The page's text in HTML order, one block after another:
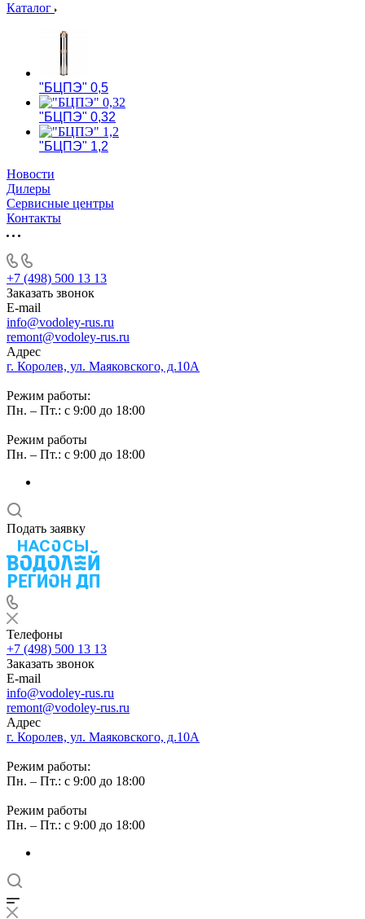
Каталог
"БЦПЭ" 0,5
"БЦПЭ" 0,32
"БЦПЭ" 1,2
Новости
Дилеры
Сервисные центры
Контакты
+7 (498) 500 13 13
Заказать звонок
E-mail
info@vodoley-rus.ru
remont@vodoley-rus.ru
Адрес
г. Королев, ул. Маяковского, д.10А
Режим работы:
Пн. – Пт.: с 9:00 до 18:00
Режим работы
Пн. – Пт.: с 9:00 до 18:00
Подать заявку
Телефоны
+7 (498) 500 13 13
Заказать звонок
E-mail
info@vodoley-rus.ru
remont@vodoley-rus.ru
Адрес
г. Королев, ул. Маяковского, д.10А
Режим работы:
Пн. – Пт.: с 9:00 до 18:00
Режим работы
Пн. – Пт.: с 9:00 до 18:00